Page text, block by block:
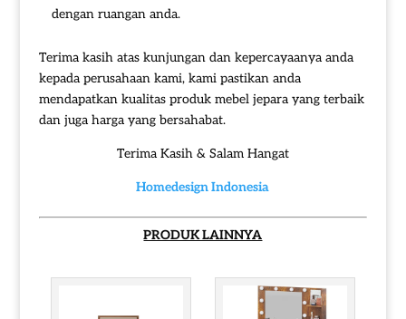
dengan ruangan anda.
Terima kasih atas kunjungan dan kepercayaanya anda
kepada perusahaan kami, kami pastikan anda
mendapatkan kualitas produk mebel jepara yang terbaik
dan juga harga yang bersahabat.
Terima Kasih & Salam Hangat
Homedesign Indonesia
PRODUK LAINNYA